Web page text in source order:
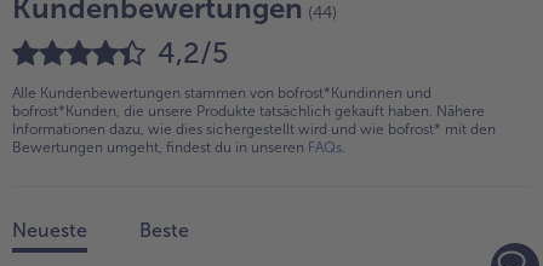
Kundenbewertungen (44)
4,2/5
Alle Kundenbewertungen stammen von bofrost*Kundinnen und
bofrost*Kunden, die unsere Produkte tatsächlich gekauft haben. Nähere
Informationen dazu, wie dies sichergestellt wird und wie bofrost* mit den
Bewertungen umgeht, findest du in unseren FAQs
Neueste Beste